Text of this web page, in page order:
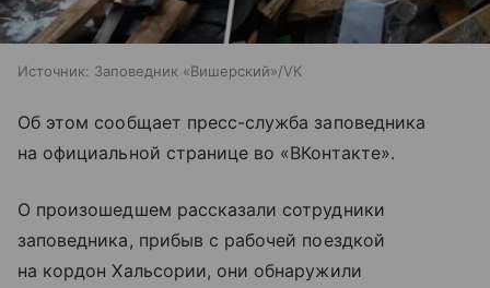
Источник: Заповедник «Вишерский»/VK
Об этом сообщает пресс-служба заповедника
на официальной странице во «ВКонтакте».
О произошедшем рассказали сотрудники
заповедника, прибыв с рабочей поездкой
на кордон Хальсории, они обнаружили